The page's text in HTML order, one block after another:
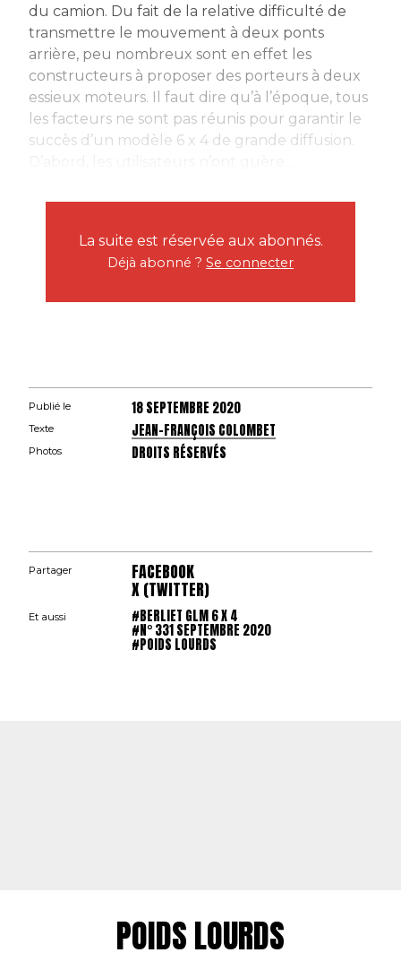
du camion. Du fait de la relative difficulté de
transmettre le mouvement à deux ponts
arrière, peu nombreux sont en effet les
constructeurs à proposer des porteurs à deux
essieux moteurs. Il faut dire qu’à l’époque, tous
les facteurs ne sont pas réunis pour garantir le
succès d’un modèle 6 x 4 de grande diffusion.
La suite est réservée aux abonnés.
Déjà abonné ? Se connecter
Publié le 18 SEPTEMBRE 2020
Texte JEAN-FRANÇOIS COLOMBET
Photos DROITS RÉSERVÉS
Partager FACEBOOK
X (TWITTER)
Et aussi #BERLIET GLM 6 X 4
#N° 331 SEPTEMBRE 2020
#POIDS LOURDS
POIDS LOURDS